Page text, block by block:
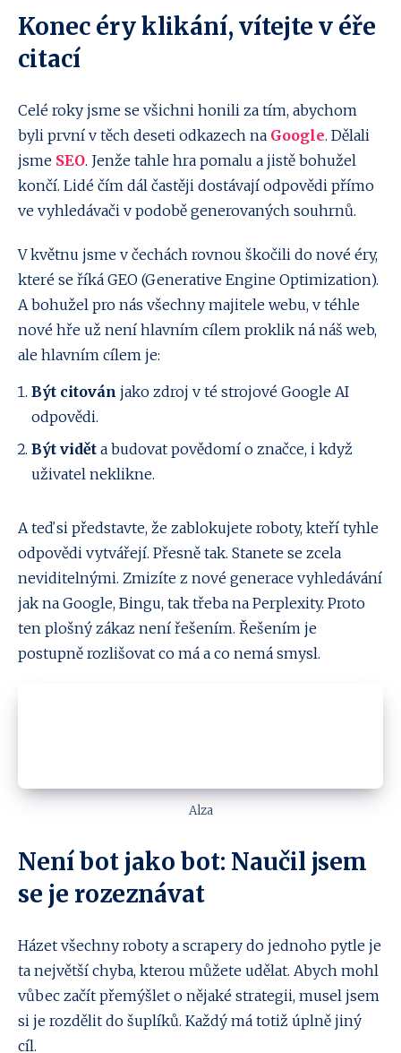
Konec éry klikání, vítejte v éře
citací
Celé roky jsme se všichni honili za tím, abychom
byli první v těch deseti odkazech na Google. Dělali
jsme SEO. Jenže tahle hra pomalu a jistě bohužel
končí. Lidé čím dál častěji dostávají odpovědi přímo
ve vyhledávači v podobě generovaných souhrnů.
V květnu jsme v čechách rovnou škočili do nové éry,
které se říká GEO (Generative Engine Optimization).
A bohužel pro nás všechny majitele webu, v téhle
nové hře už není hlavním cílem proklik ná náš web,
ale hlavním cílem je:
Být citován jako zdroj v té strojové Google AI
odpovědi.
Být vidět a budovat povědomí o značce, i když
uživatel neklikne.
A teď si představte, že zablokujete roboty, kteří tyhle
odpovědi vytvářejí. Přesně tak. Stanete se zcela
neviditelnými. Zmizíte z nové generace vyhledávání
jak na Google, Bingu, tak třeba na Perplexity. Proto
ten plošný zákaz není řešením. Řešením je
postupně rozlišovat co má a co nemá smysl.
Alza
Není bot jako bot: Naučil jsem
se je rozeznávat
Házet všechny roboty a scrapery do jednoho pytle je
ta největší chyba, kterou můžete udělat. Abych mohl
vůbec začít přemýšlet o nějaké strategii, musel jsem
si je rozdělit do šuplíků. Každý má totiž úplně jiný
cíl.